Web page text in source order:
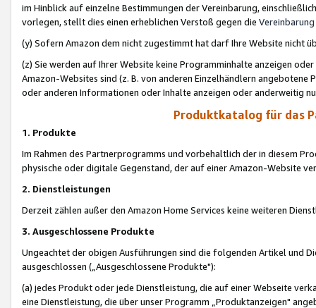
im Hinblick auf einzelne Bestimmungen der Vereinbarung,
vorlegen, stellt dies einen erheblichen Verstoß gegen die Vereinbarung
(y) Sofern Amazon dem nicht zugestimmt hat darf Ihre Website nicht
(z) Sie werden auf Ihrer Website keine Programminhalte anzeigen
Amazon-Websites sind (z. B. von anderen Einzelhändlern
oder anderen Informationen oder Inhalte anzeigen oder anderweitig
Produktkatalog für das
1. Produkte
Im Rahmen des Partnerprogramms und vorbehaltlich der in diesem
physische oder digitale Gegenstand, der auf einer Amazon-Website
2. Dienstleistungen
Derzeit zählen außer den Amazon Home Services keine weiteren
3. Ausgeschlossene Produkte
Ungeachtet der obigen Ausführungen sind die folgenden Artikel und
ausgeschlossen („Ausgeschlossene Produkte"):
(a) jedes Produkt oder jede Dienstleistung, die auf einer Webseite
eine Dienstleistung, die über unser Programm „Produktanzeigen"